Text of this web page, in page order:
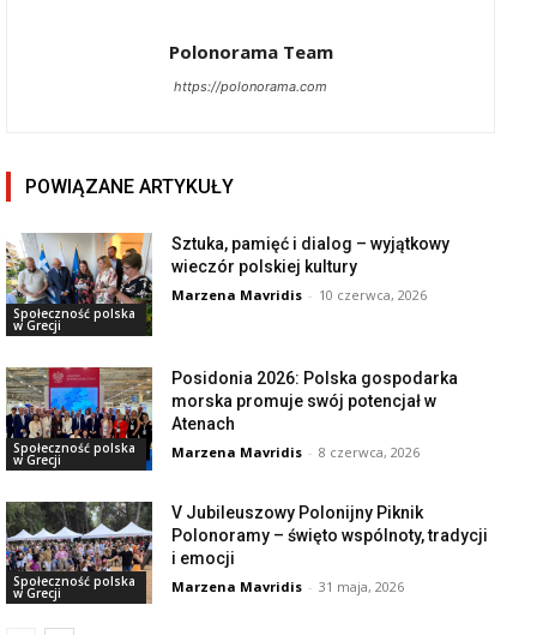
Polonorama Team
https://polonorama.com
POWIĄZANE ARTYKUŁY
Społeczność polska
w Grecji
Sztuka, pamięć i dialog – wyjątkowy
wieczór polskiej kultury
Marzena Mavridis - 10 czerwca, 2026
Społeczność polska
w Grecji
Posidonia 2026: Polska gospodarka
morska promuje swój potencjał w
Atenach
Marzena Mavridis - 8 czerwca, 2026
Społeczność polska
w Grecji
V Jubileuszowy Polonijny Piknik
Polonoramy – święto wspólnoty, tradycji
i emocji
Marzena Mavridis - 31 maja, 2026